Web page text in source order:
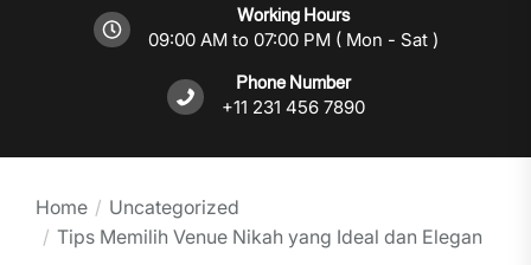
Working Hours
09:00 AM to 07:00 PM ( Mon - Sat )
Phone Number
+11 231 456 7890
Home
Uncategorized
Tips Memilih Venue Nikah yang Ideal dan Elegan